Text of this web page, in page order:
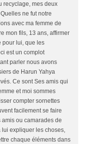
recyclage, mes deux
ne fut notre
avec ma femme de
mon fils, 13 ans, affirmer
pour lui, que les
est un complot
parler nous avons
de Harun Yahya
Ce sont Ses amis qui
et moi sommes
compter sornettes
facilement se faire
ou camarades de
expliquer les choses,
chaque éléments dans